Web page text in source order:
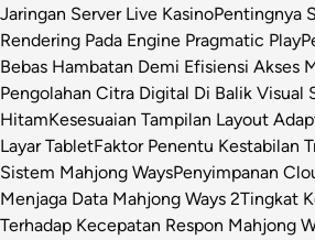
Jaringan Server Live KasinoPentingnya
Rendering Pada Engine Pragmatic Play
Bebas Hambatan Demi Efisiensi Akses
Pengolahan Citra Digital Di Balik Visual
HitamKesesuaian Tampilan Layout
Layar TabletFaktor Penentu Kestabilan
Sistem Mahjong WaysPenyimpanan
Menjaga Data Mahjong Ways 2Tingkat
Terhadap Kecepatan Respon Mahjong